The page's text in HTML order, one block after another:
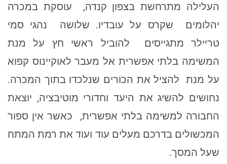
העלילה מתרחשת בצפון קנדה, עוסקת במכרה
יהלומים שקרס על עובדיו. שלושה נהגי סמי
טריילר מתגייסים להוביל ראשי חץ על מנת
המשימה בלתי אפשרית אל מעבר לאוקיינוס קפוא
על מנת להציל את הכורים שנלכדו בתוך המכרה.
נחושים להשיג את היעד וחדורי מוטיבציה, יוצאת
החבורה למשימה בלתי אפשרית, כאשר אין ספור
המכשולים בדרכם מעלים עוד ועוד את רמת המתח
שעל המסך.